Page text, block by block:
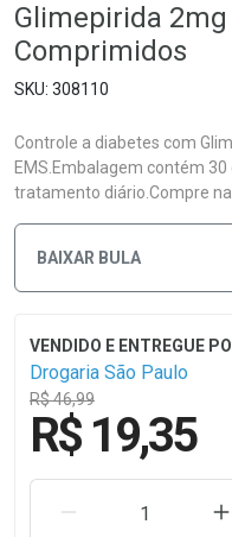
Glimepirida 2mg
Comprimidos
308110
Controle a diabetes com
EMS.Embalagem contém
tratamento diário.Compre
BAIXAR BULA
Drogaria São Paulo
R$ 46,99
R$ 19,35
REMOVER UMA